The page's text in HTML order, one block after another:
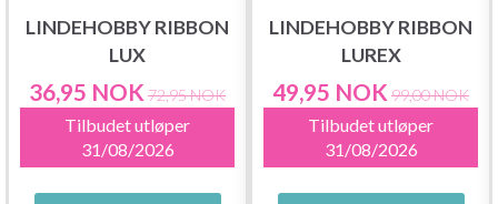
LINDEHOBBY RIBBON
LUX
36,95 NOK 72,95 NOK
Tilbudet utløper
31/08/2026
LINDEHOBBY RIBBON
LUREX
49,95 NOK 99,00 NOK
Tilbudet utløper
31/08/2026